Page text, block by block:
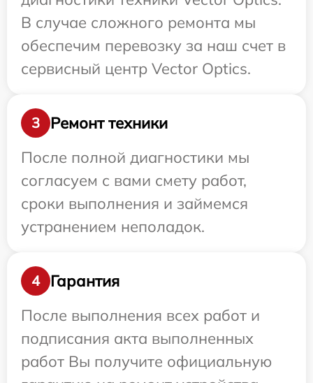
В случае сложного ремонта мы
обеспечим перевозку за наш счет в
сервисный центр Vector Optics.
3
Ремонт техники
После полной диагностики мы
согласуем с вами смету работ,
сроки выполнения и займемся
устранением неполадок.
4
Гарантия
После выполнения всех работ и
подписания акта выполненных
работ Вы получите официальную